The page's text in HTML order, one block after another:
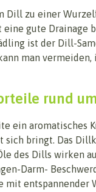
Dill zu einer
eine gute
ist der Dill-
man
rund
ein aromatisches
bringt. Das
des Dills wirken
Darm-
mit entspannender